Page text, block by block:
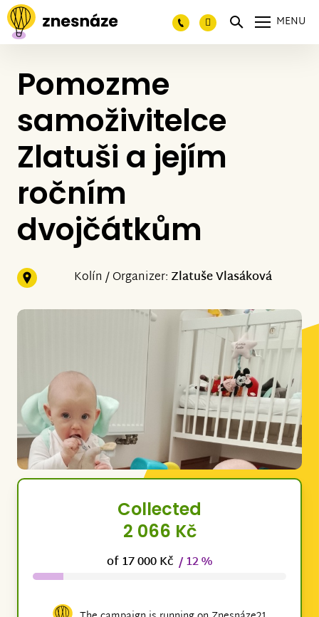
MENU
Pomozme
samoživitelce
Zlatuši a jejím
ročním
dvojčátkům
Kolín / Organizer: Zlatuše Vlasáková
Collected
2 066 Kč
of 17 000 Kč / 12 %